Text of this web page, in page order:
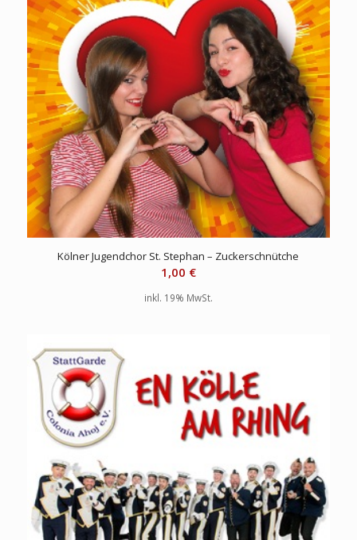
Kölner Jugendchor St. Stephan – Zuckerschnütche
1,00 €
inkl. 19% MwSt.